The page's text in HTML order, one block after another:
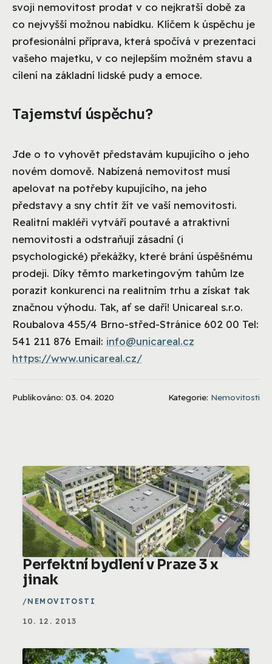
svoji nemovitost prodat v co nejkratší době za
co nejvyšší možnou nabídku. Klíčem k úspěchu je
profesionální příprava, která spočívá v prezentaci
vašeho majetku, v co nejlepším možném stavu a
cílení na základní lidské pudy a emoce.
Tajemství úspěchu?
Jde o to vyhovět představám kupujícího o jeho
novém domově. Nabízená nemovitost musí
apelovat na potřeby kupujícího, na jeho
představy a sny chtít žít ve vaší nemovitosti.
Realitní makléři vytváří poutavé a atraktivní
nemovitosti a odstraňují zásadní (i
psychologické) překážky, které brání úspěšnému
prodeji. Díky těmto marketingovým tahům lze
porazit konkurenci na realitním trhu a získat tak
značnou výhodu. Tak, ať se daří! Unicareal s.r.o.
Roubalova 455/4 Brno-střed-Stránice 602 00 Tel:
541 211 876 Email: info@unicareal.cz
https://www.unicareal.cz/
Publikováno: 03. 04. 2020 Kategorie: Nemovitosti
Perfektní bydlení v Praze 3 x
jinak
NEMOVITOSTI
10. 12. 2013